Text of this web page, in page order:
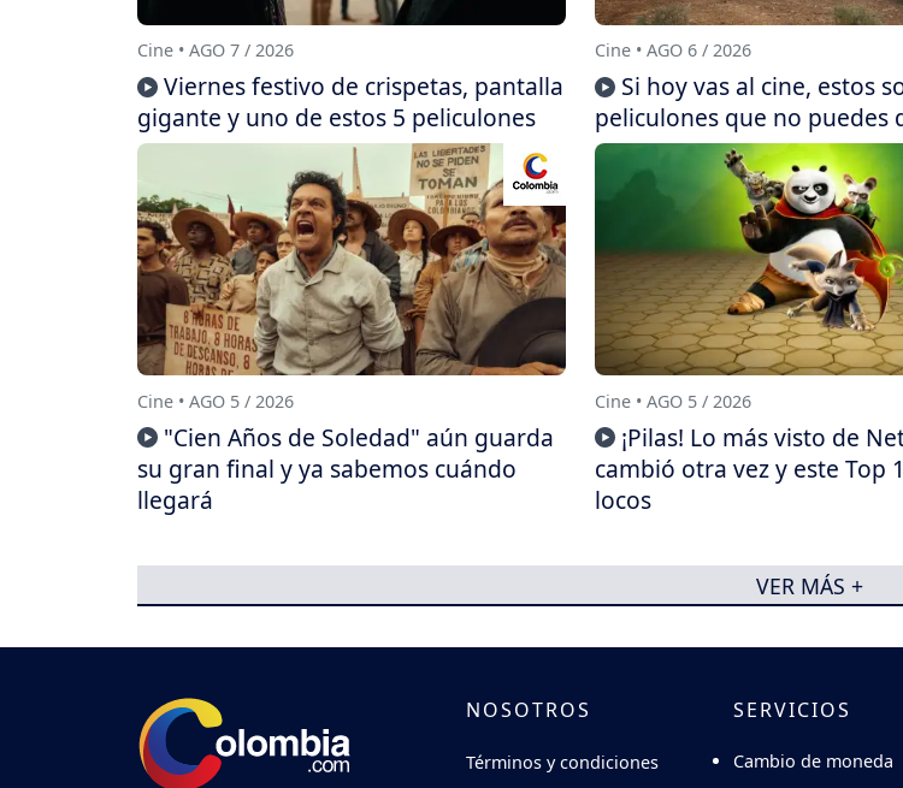
Cine • AGO 7 / 2026
Viernes festivo de crispetas, pantalla
gigante y uno de estos 5 peliculones
Cine • AGO 6 / 2026
Si hoy vas al cine, estos
peliculones que no puedes
Cine • AGO 5 / 2026
"Cien Años de Soledad" aún guarda
su gran final y ya sabemos cuándo
llegará
Cine • AGO 5 / 2026
¡Pilas! Lo más visto de
cambió otra vez y este Top
locos
VER MÁS +
NOSOTROS
Términos y condiciones
SERVICIOS
Cambio de moneda